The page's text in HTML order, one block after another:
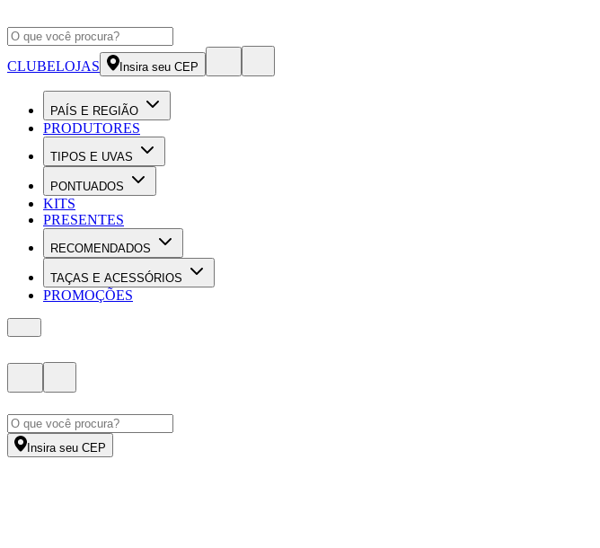
CLUBELOJAS Insira seu CEP
PAÍS E REGIÃO
PRODUTORES
TIPOS E UVAS
PONTUADOS
KITS
PRESENTES
RECOMENDADOS
TAÇAS E ACESSÓRIOS
PROMOÇÕES
Insira seu CEP